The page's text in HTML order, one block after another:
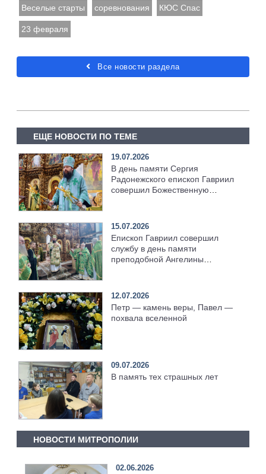
Веселые старты соревнования КЮС Спас
23 февраля
Все новости раздела
ЕЩЕ НОВОСТИ ПО ТЕМЕ
19.07.2026
В день памяти Сергия
Радонежского епископ Гавриил
совершил Божественную
15.07.2026
Епископ Гавриил совершил
службу в день памяти
преподобной Ангелины
12.07.2026
Петр — камень веры, Павел —
похвала вселенной
09.07.2026
В память тех страшных лет
НОВОСТИ МИТРОПОЛИИ
02.06.2026